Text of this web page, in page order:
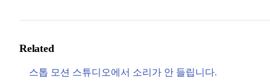
Related
스톱 모션 스튜디오에서 소리가 안 들립니다.